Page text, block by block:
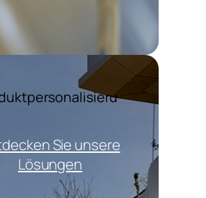
Sie unsere
Lösungen